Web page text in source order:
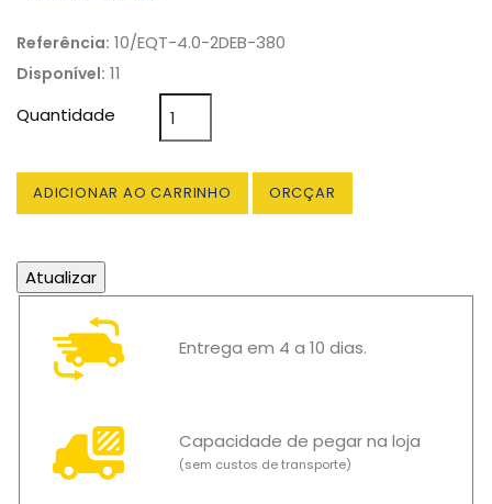
Referência: 10/EQT-4.0-2DEB-380
Disponível: 11
Quantidade
ADICIONAR AO CARRINHO ORCÇAR
Entrega em 4 a 10 dias.
Capacidade de pegar na loja
(sem custos de transporte)